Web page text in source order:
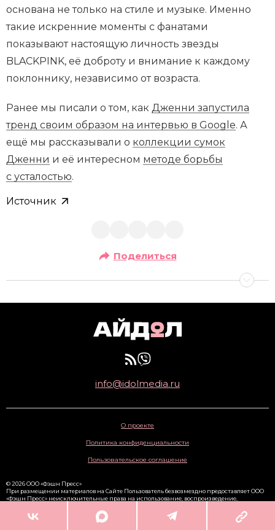
основана не только на стиле и музыке. Именно
такие искренние моменты с фанатами
показывают настоящую личность звезды
BLACKPINK, её доброту и внимание к каждому
поклоннику, независимо от возраста.
Ранее мы писали о том, как Дженни запустила
тренд своим образом на интервью в Google. А
ещё мы рассказывали о коллекции сумок
Дженни и её интересном методе борьбы
с усталостью.
Источник
Поделиться
info@idolmedia.ru
О проекте
Политика конфиденциальности
Пользовательское соглашение
© 2026 ООО «Фэшн Пресс»
При размещении материалов на Сайте Пользователь безвозмездно предоставляет ООО
«Фэшн Пресс» неисключительные права на использование, воспроизведение,
материалов и доведение их до всеобщего сведения через сайт
www.idolmedia.ru. 16+